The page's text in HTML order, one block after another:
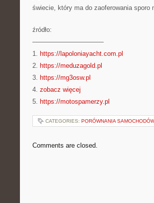
świecie, który ma do zaoferowania sporo
źródło:
———————————
1. https://lapoloniayacht.com.pl
2. https://meduzagold.pl
3. https://mg3osw.pl
4. zobacz więcej
5. https://motospamerzy.pl
CATEGORIES: PORÓWNANIA
Comments are closed.